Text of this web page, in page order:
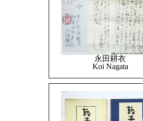
永田耕衣
Koi Nagata